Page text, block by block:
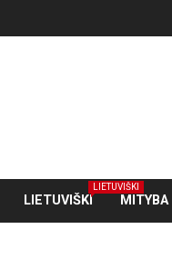
LIETUVIŠKI
LIETUVIŠKI
MITYBA